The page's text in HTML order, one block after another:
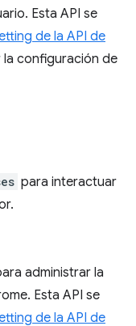
Esta API se
de la API de
configuración de
para interactuar
administrar la
Esta API se
de la API de